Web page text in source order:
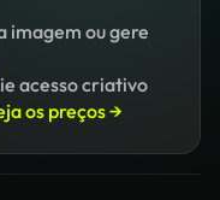
imagem ou gere
acesso criativo
os preços →